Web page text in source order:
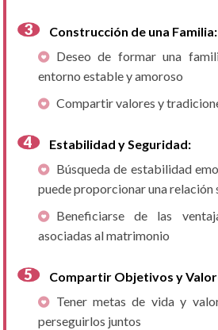
Construcción de una Familia:
Deseo de formar una
entorno estable y amoroso
Compartir valores y
Estabilidad y Seguridad:
Búsqueda de estabilidad
puede proporcionar una relación
Beneficiarse de las
asociadas al matrimonio
Compartir Objetivos y
Tener metas de vida y
perseguirlos juntos